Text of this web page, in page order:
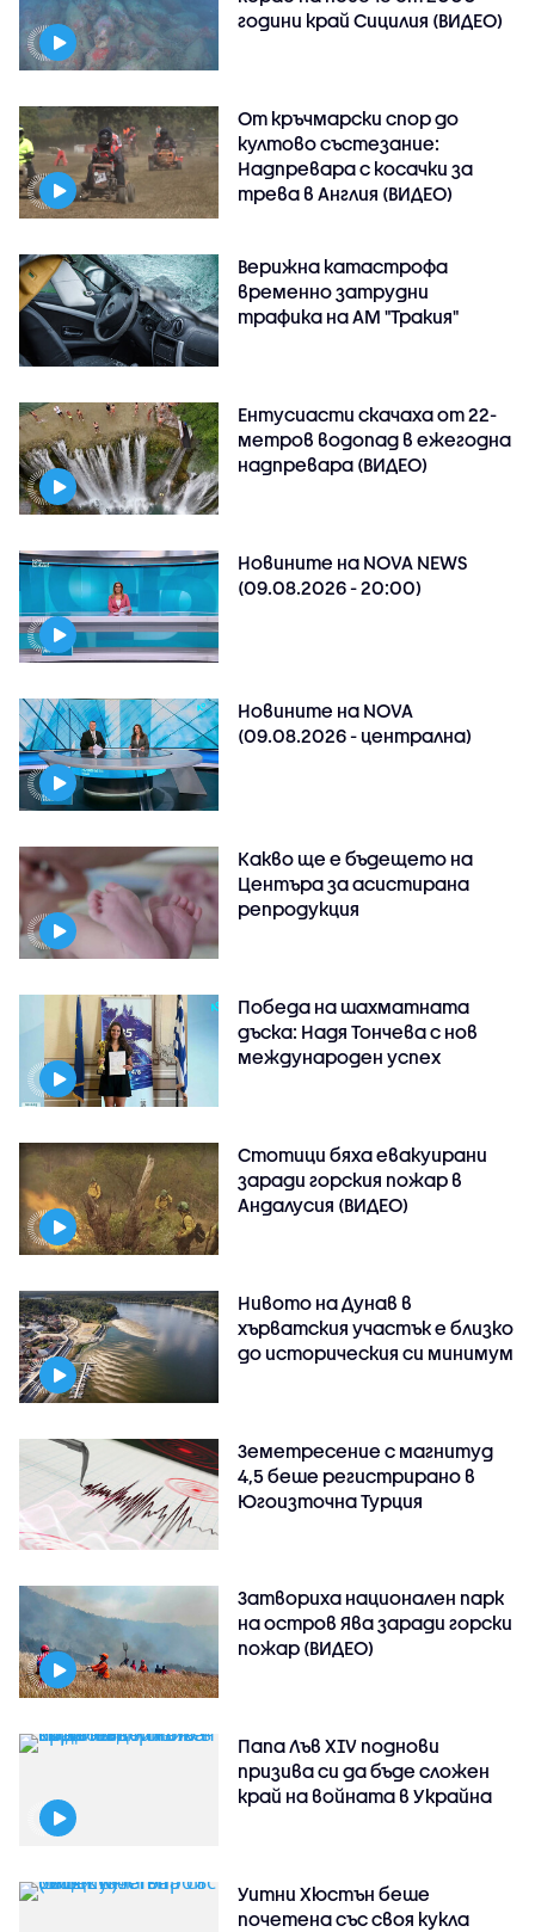
години край Сицилия (ВИДЕО)
От кръчмарски спор до
култово състезание:
Надпревара с косачки за
трева в Англия (ВИДЕО)
Верижна катастрофа
временно затрудни
трафика на АМ "Тракия"
Ентусиасти скачаха от 22-
метров водопад в ежегодна
надпревара (ВИДЕО)
Новините на NOVA NEWS
(09.08.2026 - 20:00)
Новините на NOVA
(09.08.2026 - централна)
Какво ще е бъдещето на
Центъра за асистирана
репродукция
Победа на шахматната
дъска: Надя Тончева с нов
международен успех
Стотици бяха евакуирани
заради горския пожар в
Андалусия (ВИДЕО)
Нивото на Дунав в
хърватския участък е близко
до историческия си минимум
Земетресение с магнитуд
4,5 беше регистрирано в
Югоизточна Турция
Затвориха национален парк
на остров Ява заради горски
пожар (ВИДЕО)
Папа Лъв XIV поднови
призива си да бъде сложен
край на войната в Украйна
Уитни Хюстън беше
почетена със своя кукла